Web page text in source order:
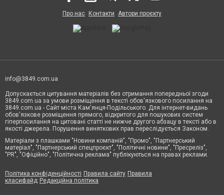
Про нас Контакти Автори проєкту
info@3849.com.ua
Допускається цитування матеріалів без отримання попередньої згоди
3849.com.ua за умови розміщення в тексті обов'язкового посилання на
3849.com.ua - Сайт міста Кам'янця-Подільського. Для інтернет-видань
обов'язкове розміщення прямого, відкритого для пошукових систем
гіперпосилання на цитовані статті не нижче другого абзацу в тексті або в
якості джерела. Порушення виняткових прав переслідується Законом.
Матеріали з плашками "Новини компаній", "Промо", "Партнерський
матеріал", "Партнерський спецпроєкт", "Політичні новини", "Пресреліз",
"PR", "Офіційно", "Політична реклама" публікуються на правах реклами.
Політика конфіденційності Правила сайту Правила
класифайд Редакційна політика